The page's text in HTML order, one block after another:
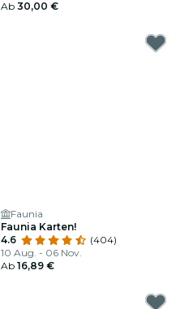
Ab 30,00 €
Faunia
Faunia Karten!
4.6
(404)
10 Aug. - 06 Nov.
Ab 16,89 €